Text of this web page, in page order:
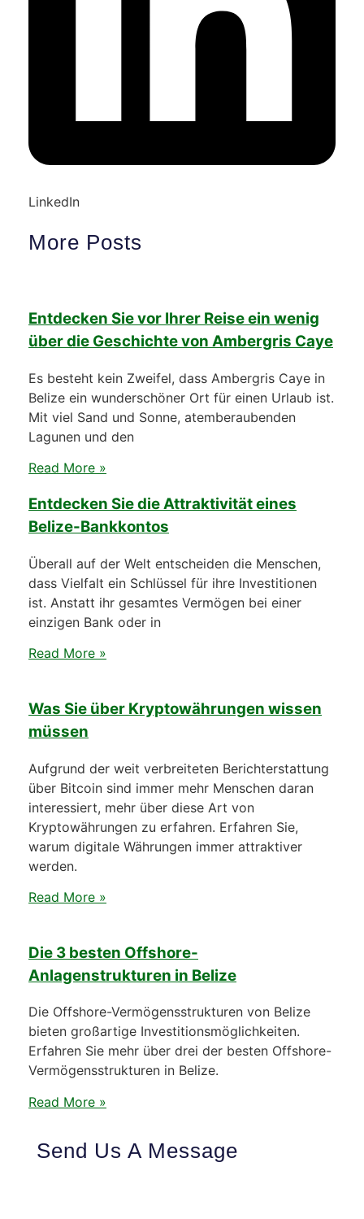
LinkedIn
More Posts
Entdecken Sie vor Ihrer Reise ein wenig
über die Geschichte von Ambergris Caye
Es besteht kein Zweifel, dass Ambergris Caye in
Belize ein wunderschöner Ort für einen Urlaub ist.
Mit viel Sand und Sonne, atemberaubenden
Lagunen und den
Read More »
Entdecken Sie die Attraktivität eines
Belize-Bankkontos
Überall auf der Welt entscheiden die Menschen,
dass Vielfalt ein Schlüssel für ihre Investitionen
ist. Anstatt ihr gesamtes Vermögen bei einer
einzigen Bank oder in
Read More »
Was Sie über Kryptowährungen wissen
müssen
Aufgrund der weit verbreiteten Berichterstattung
über Bitcoin sind immer mehr Menschen daran
interessiert, mehr über diese Art von
Kryptowährungen zu erfahren. Erfahren Sie,
warum digitale Währungen immer attraktiver
werden.
Read More »
Die 3 besten Offshore-
Anlagenstrukturen in Belize
Die Offshore-Vermögensstrukturen von Belize
bieten großartige Investitionsmöglichkeiten.
Erfahren Sie mehr über drei der besten Offshore-
Vermögensstrukturen in Belize.
Read More »
Send Us A Message